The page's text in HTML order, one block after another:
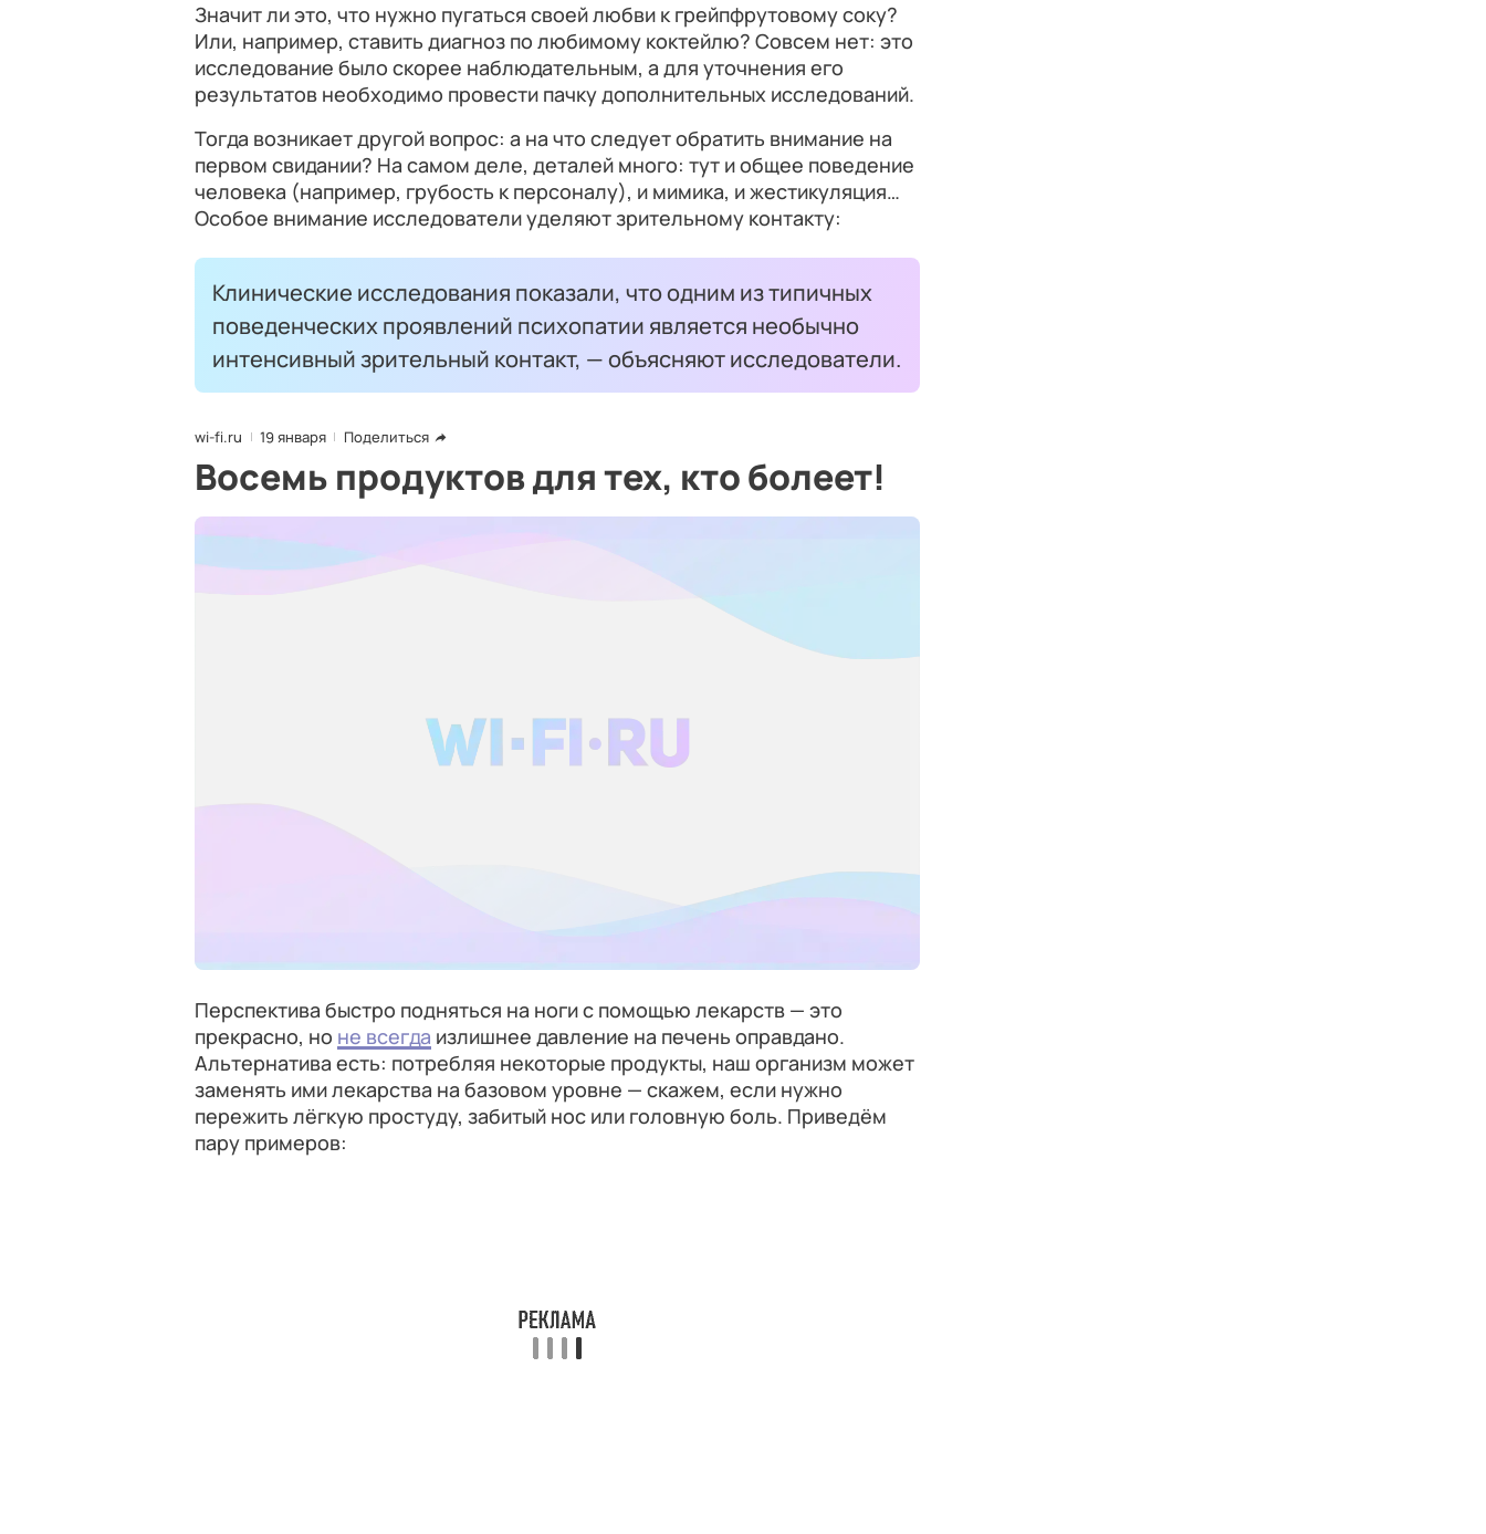
Значит ли это, что нужно пугаться своей любви к грейпфрутовому соку?
Или, например, ставить диагноз по любимому коктейлю? Совсем нет: это
исследование было скорее наблюдательным, а для уточнения его
результатов необходимо провести пачку дополнительных исследований.
Тогда возникает другой вопрос: а на что следует обратить внимание на
первом свидании? На самом деле, деталей много: тут и общее поведение
человека (например, грубость к персоналу), и мимика, и жестикуляция…
Особое внимание исследователи уделяют зрительному контакту:
Клинические исследования показали, что одним из типичных
поведенческих проявлений психопатии является необычно
интенсивный зрительный контакт, — объясняют исследователи.
wi-fi.ru 19 января Поделиться
Восемь продуктов для тех, кто болеет!
Перспектива быстро подняться на ноги с помощью лекарств — это
прекрасно, но не всегда излишнее давление на печень оправдано.
Альтернатива есть: потребляя некоторые продукты, наш организм может
заменять ими лекарства на базовом уровне — скажем, если нужно
пережить лёгкую простуду, забитый нос или головную боль. Приведём
пару примеров: